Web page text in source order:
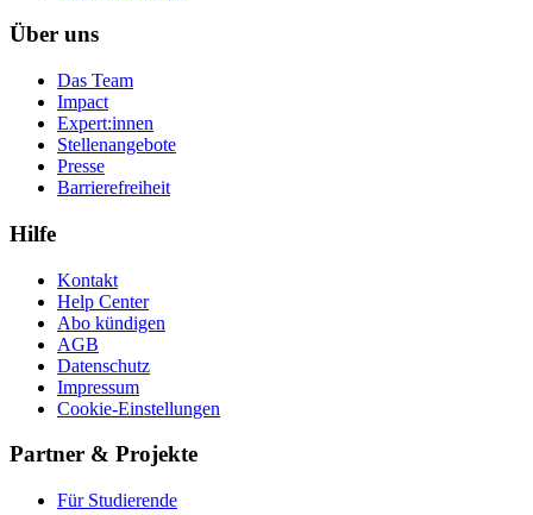
Über uns
Das Team
Impact
Expert:innen
Stellenangebote
Presse
Barrierefreiheit
Hilfe
Kontakt
Help Center
Abo kündigen
AGB
Datenschutz
Impressum
Cookie-Einstellungen
Partner & Projekte
Für Stu­die­rende